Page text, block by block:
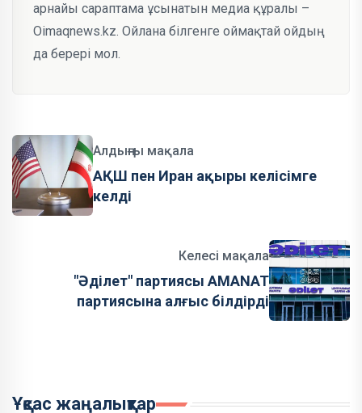
арнайы сараптама ұсынатын медиа құралы –
Oimaqnews.kz. Ойлана білгенге оймақтай ойдың
да берері мол.
Алдыңғы мақала
АҚШ пен Иран ақыры келісімге
келді
Келесі мақала
"Әділет" партиясы AMANAT
партиясына алғыс білдірді
Ұқсас жаңалықтар